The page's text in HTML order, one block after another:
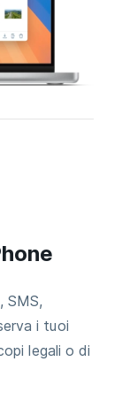
SMS,
i tuoi
legali o di